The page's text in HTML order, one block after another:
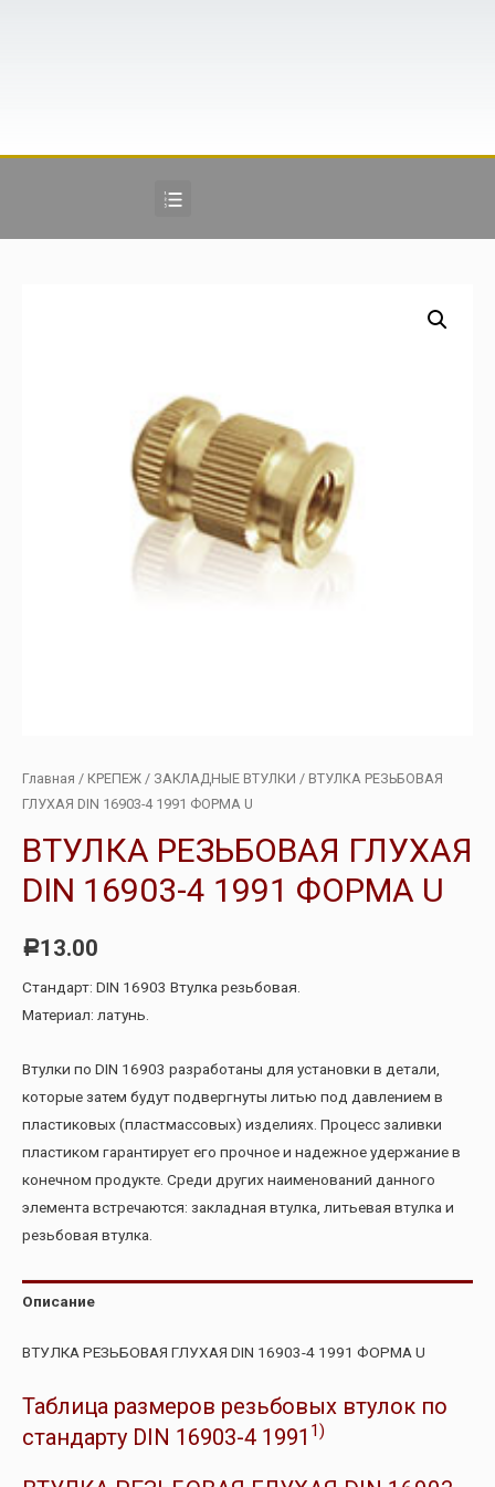
Главная / КРЕПЕЖ / ЗАКЛАДНЫЕ ВТУЛКИ / ВТУЛКА РЕЗЬБОВАЯ
ГЛУХАЯ DIN 16903-4 1991 ФОРМА U
ВТУЛКА РЕЗЬБОВАЯ ГЛУХАЯ
DIN 16903-4 1991 ФОРМА U
Р13.00
Стандарт: DIN 16903 Втулка резьбовая.
Материал: латунь.
Втулки по DIN 16903 разработаны для установки в детали,
которые затем будут подвергнуты литью под давлением в
пластиковых (пластмассовых) изделиях. Процесс заливки
пластиком гарантирует его прочное и надежное удержание в
конечном продукте. Среди других наименований данного
элемента встречаются: закладная втулка, литьевая втулка и
резьбовая втулка.
Описание
ВТУЛКА РЕЗЬБОВАЯ ГЛУХАЯ DIN 16903-4 1991 ФОРМА U
Таблица размеров резьбовых втулок по
стандарту DIN 16903-4 1991 1)